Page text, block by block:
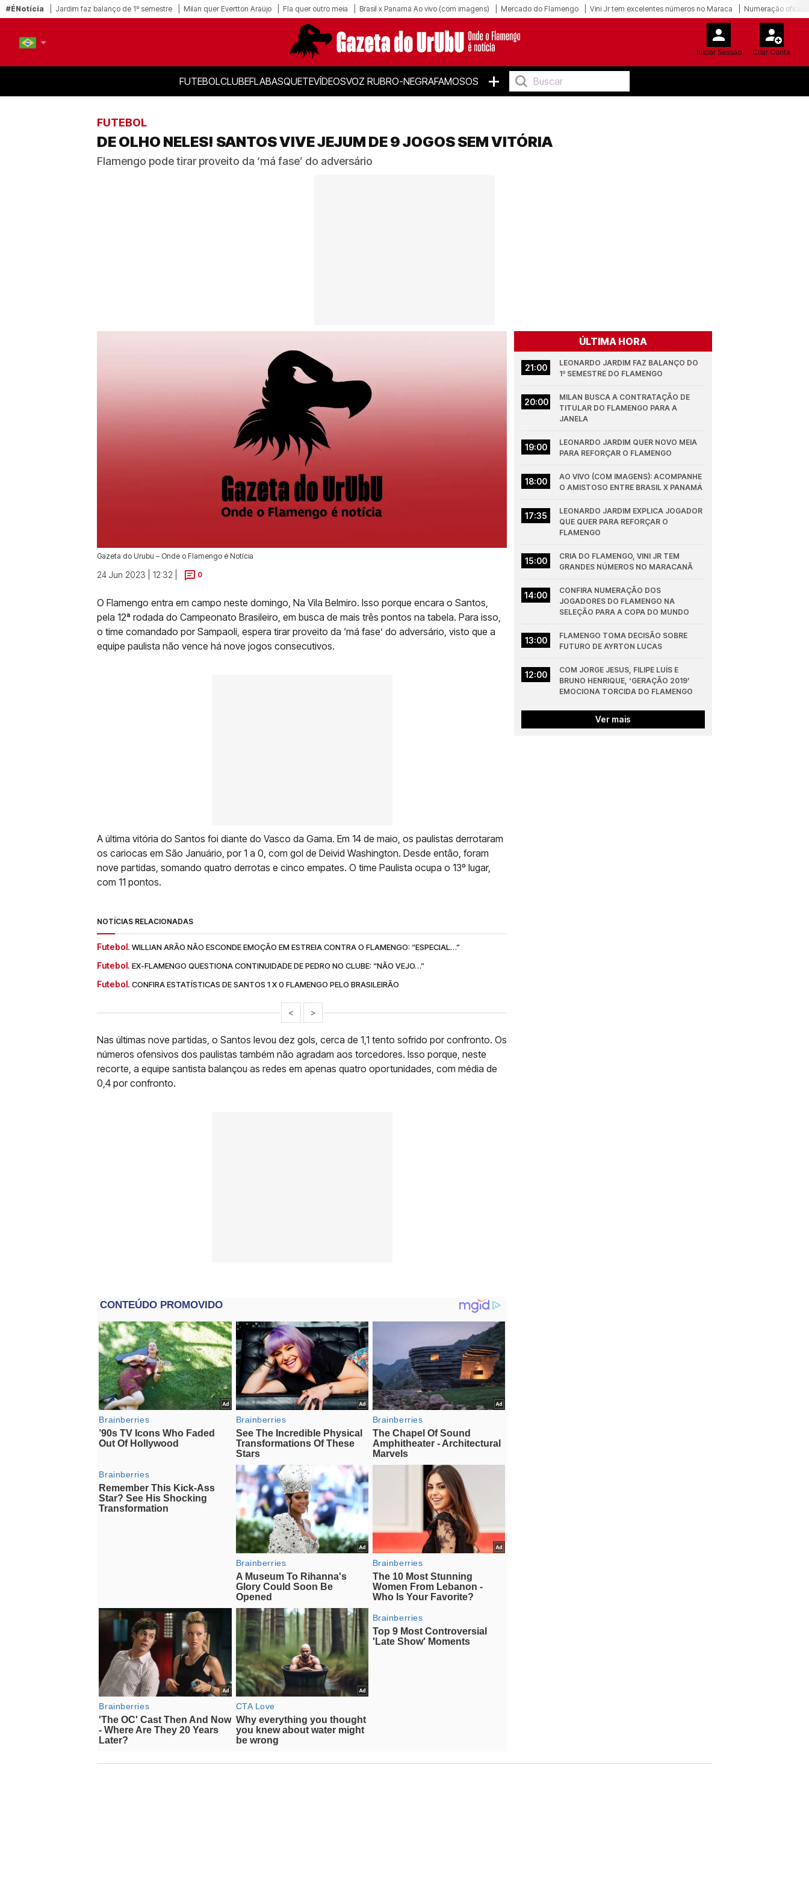
#ÉNotícia Jardim faz balanço de 1º semestre Milan quer Evertton Araújo Fla quer outro meia Brasil x Panamá Ao vivo (com imagens) Mercado do Flamengo Vini Jr tem excelentes números no Maraca Numeração oficial
Iniciar Sessão Criar Conta
FUTEBOLCLUBEFLABASQUETEVÍDEOSVOZ RUBRO-NEGRAFAMOSOS +
FUTEBOL
DE OLHO NELES! SANTOS VIVE JEJUM DE 9 JOGOS SEM VITÓRIA
Flamengo pode tirar proveito da ‘má fase’ do adversário
Gazeta do Urubu – Onde o Flamengo é Notícia
24 Jun 2023 | 12:32 | 0
O Flamengo entra em campo neste domingo, Na Vila Belmiro. Isso porque encara o Santos,
pela 12ª rodada do Campeonato Brasileiro, em busca de mais três pontos na tabela. Para isso,
o time comandado por Sampaoli, espera tirar proveito da ‘má fase’ do adversário, visto que a
equipe paulista não vence há nove jogos consecutivos.
A última vitória do Santos foi diante do Vasco da Gama. Em 14 de maio, os paulistas derrotaram
os cariocas em São Januário, por 1 a 0, com gol de Deivid Washington. Desde então, foram
nove partidas, somando quatro derrotas e cinco empates. O time Paulista ocupa o 13º lugar,
com 11 pontos.
NOTÍCIAS RELACIONADAS
Futebol. WILLIAN ARÃO NÃO ESCONDE EMOÇÃO EM ESTREIA CONTRA O FLAMENGO: “ESPECIAL…”
Futebol. EX-FLAMENGO QUESTIONA CONTINUIDADE DE PEDRO NO CLUBE: “NÃO VEJO…”
Futebol. CONFIRA ESTATÍSTICAS DE SANTOS 1 X 0 FLAMENGO PELO BRASILEIRÃO
< >
Nas últimas nove partidas, o Santos levou dez gols, cerca de 1,1 tento sofrido por confronto. Os
números ofensivos dos paulistas também não agradam aos torcedores. Isso porque, neste
recorte, a equipe santista balançou as redes em apenas quatro oportunidades, com média de
0,4 por confronto.
ÚLTIMA HORA
21:00
LEONARDO JARDIM FAZ BALANÇO DO
1º SEMESTRE DO FLAMENGO
20:00
MILAN BUSCA A CONTRATAÇÃO DE
TITULAR DO FLAMENGO PARA A
JANELA
19:00
LEONARDO JARDIM QUER NOVO MEIA
PARA REFORÇAR O FLAMENGO
18:00
AO VIVO (COM IMAGENS): ACOMPANHE
O AMISTOSO ENTRE BRASIL X PANAMÁ
17:35
LEONARDO JARDIM EXPLICA JOGADOR
QUE QUER PARA REFORÇAR O
FLAMENGO
15:00
CRIA DO FLAMENGO, VINI JR TEM
GRANDES NÚMEROS NO MARACANÃ
14:00
CONFIRA NUMERAÇÃO DOS
JOGADORES DO FLAMENGO NA
SELEÇÃO PARA A COPA DO MUNDO
13:00
FLAMENGO TOMA DECISÃO SOBRE
FUTURO DE AYRTON LUCAS
12:00
COM JORGE JESUS, FILIPE LUÍS E
BRUNO HENRIQUE, ‘GERAÇÃO 2019’
EMOCIONA TORCIDA DO FLAMENGO
Ver mais